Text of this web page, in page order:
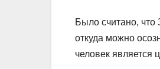
Было считано, что
откуда можно
человек является